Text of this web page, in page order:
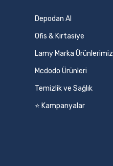
Depodan Al
Ofis & Kırtasiye
Lamy Marka Ürünlerimiz
Mcdodo Ürünleri
Temizlik ve Sağlık
⭐ Kampanyalar